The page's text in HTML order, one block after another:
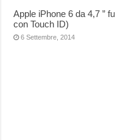
Apple iPhone 6 da 4,7 ”
con Touch ID)
6 Settembre, 2014